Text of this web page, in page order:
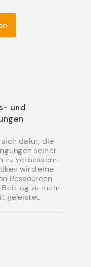
und
dafür, die
seiner
zu verbessern.
wird eine
Ressourcen
zu mehr
geleistet.